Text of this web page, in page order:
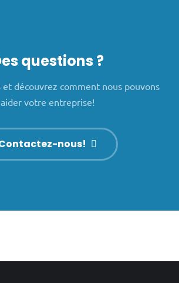
questions ?
et découvrez comment nous pouvons
aider votre entreprise!
nous!